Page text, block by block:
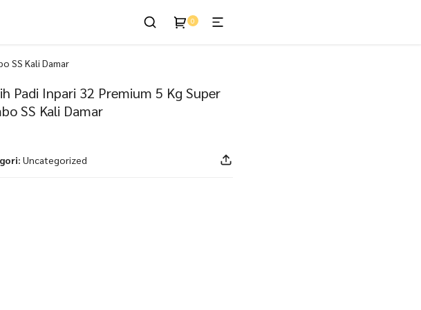
sprayer
Soho&semua jenis
pestisida,pupuk
0
SS Kali Damar
Padi Inpari 32 Premium 5 Kg Super
SS Kali Damar
Uncategorized